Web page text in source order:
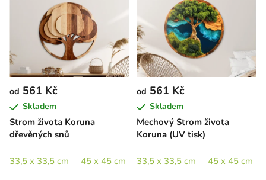
Strom života Koruna
dřevěných snů
od 561 Kč
Skladem
33,5 x 33,5 cm 45 x 45 cm 65 x 65 cm 90 x 90 cm
Mechový Strom života
Koruna (UV tisk)
od 561 Kč
Skladem
33,5 x 33,5 cm 45 x 45 cm